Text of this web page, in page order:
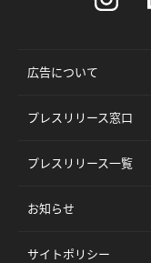
広告について
プレスリリース窓口
プレスリリース一覧
お知らせ
サイトポリシー